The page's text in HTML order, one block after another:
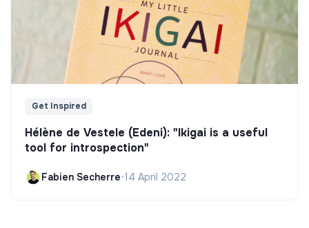
Get Inspired
Hélène de Vestele (Edeni): "Ikigai is a useful
tool for introspection"
Fabien Secherre•14 April 2022